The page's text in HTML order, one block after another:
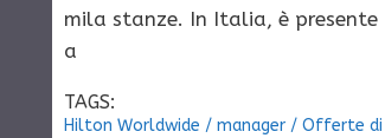
mila stanze. In Italia, è presente
a
TAGS:
Hilton Worldwide / manager / Offerte di